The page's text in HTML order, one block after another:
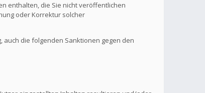
enthalten, die Sie nicht veröffentlichen
oder Korrektur solcher
auch die folgenden Sanktionen gegen den